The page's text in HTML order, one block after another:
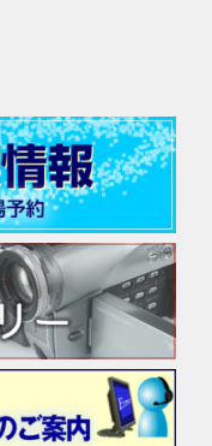
200miniに付
ェア「QCレス
下での動作保証を
対象外になります
にアップデー
項
2016/07/28
ライザーを使用
にアップデート
対応版にする
対応版ドラ